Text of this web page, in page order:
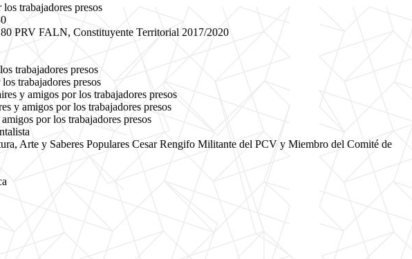
trabajadores presos
PRV FALN, Constituyente Territorial 2017/2020
trabajadores presos
trabajadores presos
y amigos por los trabajadores presos
y amigos por los trabajadores presos
por los trabajadores presos
Arte y Saberes Populares Cesar Rengifo Militante del PCV y Miembro del Comité de